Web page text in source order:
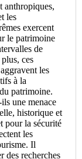
anthropiques,
les
exercent
le patrimoine
de
ces
les
à la
patrimoine.
une menace
historique et
pour la sécurité
les
Il
des recherches